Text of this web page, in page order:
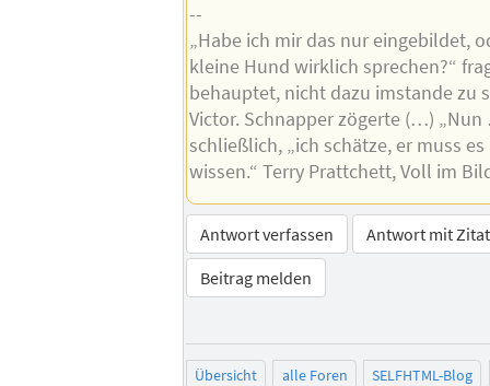
--
„Habe ich mir das nur eingebildet,
kleine Hund wirklich sprechen?“
behauptet, nicht dazu imstande zu
Victor. Schnapper zögerte (…) „Nun
schließlich, „ich schätze, er muss
wissen.“ Terry Prattchett, Voll im
Antwort verfassen
Antwort mit
Beitrag melden
Übersicht alle Foren
SELFHTML-Blog